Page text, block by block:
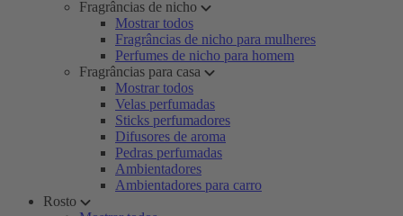
Fragrâncias de nicho
Mostrar todos
Fragrâncias de nicho para mulheres
Perfumes de nicho para homem
Fragrâncias para casa
Mostrar todos
Velas perfumadas
Sticks perfumadores
Difusores de aroma
Pedras perfumadas
Ambientadores
Ambientadores para carro
Rosto